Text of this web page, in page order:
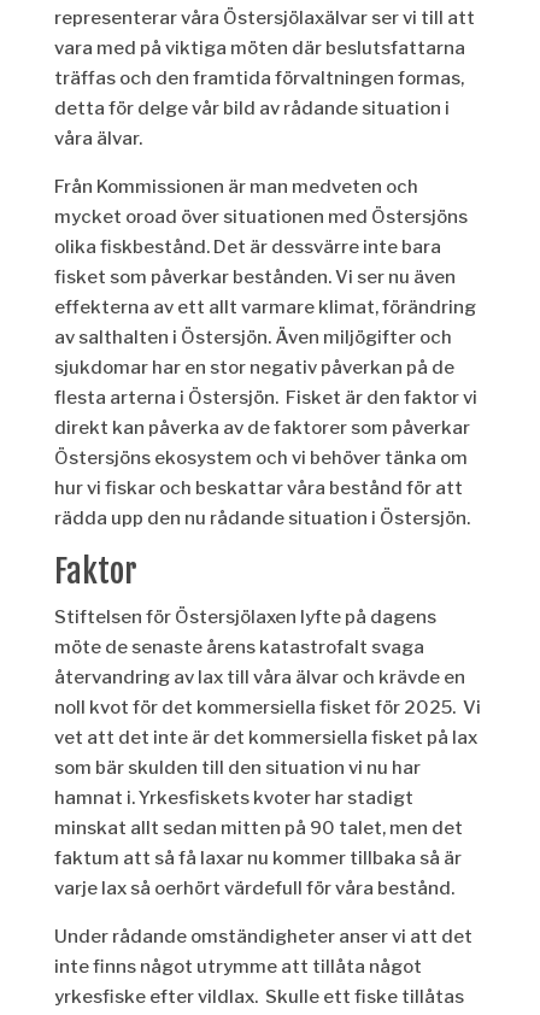
representerar våra Östersjölaxälvarservi till att
vara med på viktiga möten där beslutsfattarna
träffas och den framtida förvaltningen formas,
detta för delgevår bild av rådande situation i
våra älvar.
Från Kommissionen är man medveten och
mycket oroad över situationen med Östersjöns
olika fiskbestånd. Det är dessvärre inte bara
fisket som påverkar bestånden. Vi ser nu även
effekterna av ett allt varmare klimat,förändring
avsalthalten i Östersjön. Även miljögifter och
sjukdomar har en stor negativ påverkan på de
flesta arterna i Östersjön. Fisket är den faktor vi
direkt kan påverka av de faktorer som påverkar
Östersjöns ekosystem och vi behöver tänka om
hur vi fiskar och beskattar våra bestånd för att
rädda upp den nu rådandesituation i Östersjön.
Faktor
Stiftelsen för Östersjölaxen lyfte på dagens
möte de senaste årens katastrofalt svaga
återvandring av lax till våra älvar och krävde en
noll kvot för det kommersiella fisket för 2025. Vi
vet att det inte är det kommersiella fisket på lax
som bär skulden till den situation vi nu har
hamnat i. Yrkesfiskets kvoter har stadigt
minskat allt sedan mitten på 90 talet, men det
faktum att så få laxar nu kommer tillbaka så är
varje lax så oerhört värdefull för våra bestånd.
Under rådande omständigheter anser vi att det
inte finns något utrymme att tillåta något
yrkesfiske eftervildlax. Skulle ett fiske tillåtas